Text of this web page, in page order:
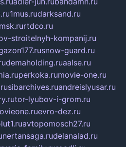
1mus.rudarksand.ru
rtdco.ru
stroitelnyh-kompanij.ru
snow-guard.ru
demaholding.ruaalse.ru
perkoka.rumovie-one.ru
sibarchives.ruandreislyusar.ru
tor-lyubov-i-grom.ru
evro-dez.ru
avtopomosch27.ru
nertansaga.rudelanalad.ru